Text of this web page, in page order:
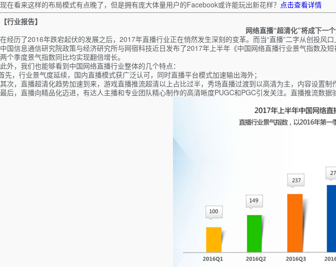
现在看来这样的布局模式有点晚了，但是拥有庞大体量用户的Facebook或许能玩出新花样？ 点击查看详情
【行业报告】
网络直播“超清化”将成下一
在经历了2016年跌宕起伏的发展之后，2017年直播行业正在悄然发生深刻的变革。而当“直播”二字从创投风
中国信息通信研究院政策与经济研究所与网宿科技近日发布了2017年上半年《中国网络直播行业景气指数
两个季度景气指数同比均实现翻倍增长。
此外，我们也能够看到中国网络直播行业整体的几个特点：
先，行业景气度延续，国内直播模式获广泛认可，同时直播平台模式加速输出海外；
其次，直播超清化趋势加速到来，游戏直播推流超清以上占比过半，秀场直播过渡到以高清为主，内容设置制
最后，直播向精品化迈进，有达人主播和专业团队精心制作的高清晰度PUGC和PGC引发关注。直播推流数据